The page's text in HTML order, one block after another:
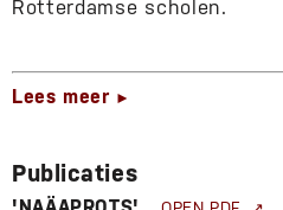
Rotterdamse scholen.
Lees meer ►
Publicaties